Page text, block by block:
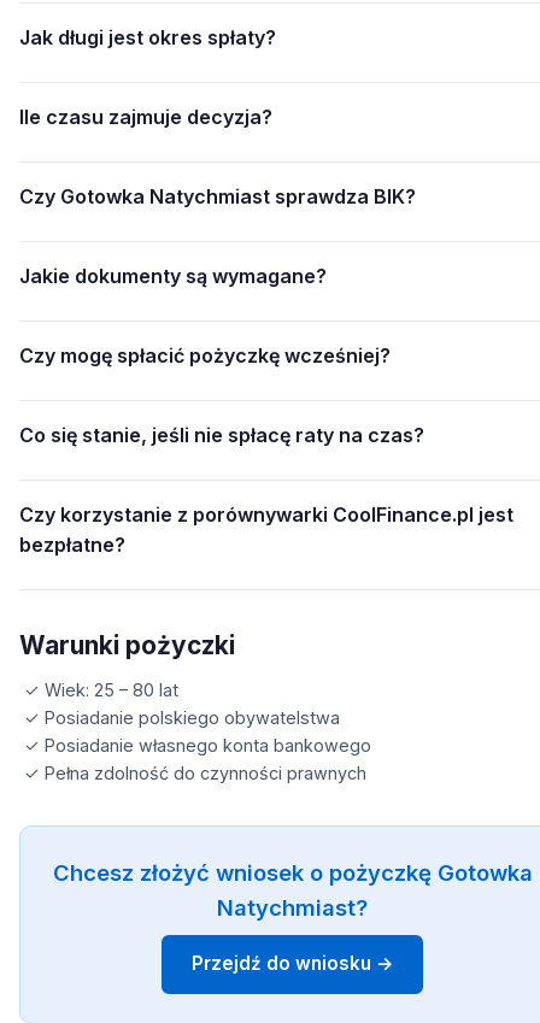
Jak długi jest okres spłaty?
Ile czasu zajmuje decyzja?
Czy Gotowka Natychmiast sprawdza BIK?
Jakie dokumenty są wymagane?
Czy mogę spłacić pożyczkę wcześniej?
Co się stanie, jeśli nie spłacę raty na czas?
Czy korzystanie z porównywarki CoolFinance.pl jest
bezpłatne?
Warunki pożyczki
✓ Wiek: 25 – 80 lat
✓ Posiadanie polskiego obywatelstwa
✓ Posiadanie własnego konta bankowego
✓ Pełna zdolność do czynności prawnych
Chcesz złożyć wniosek o pożyczkę Gotowka
Natychmiast?
Przejdź do wniosku →